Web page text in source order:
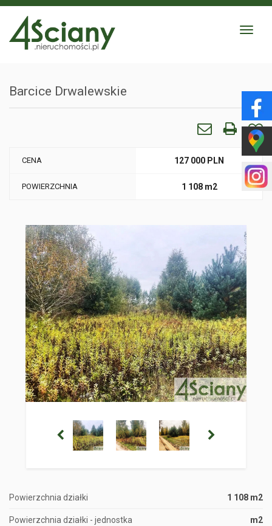
Toggle
Barcice Drwalewskie
CENA 127 000 PLN
POWIERZCHNIA 1 108 m2
Powierzchnia działki 1 108 m2
Powierzchnia działki - jednostka m2